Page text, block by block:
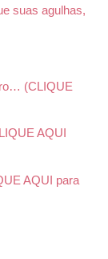
suas agulhas,
(CLIQUE
AQUI
AQUI para